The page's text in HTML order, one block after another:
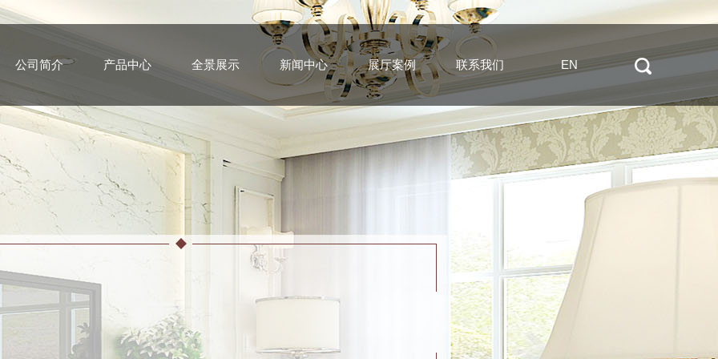
公司简介 产品中心 全景展示 新闻中心 展厅案例 联系我们 EN